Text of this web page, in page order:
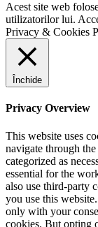
Acest site web
utilizatorilor lui.
Privacy & Cookies
Închide
Privacy Overview
This website uses
navigate through
categorized as
essential for the
also use third-party
you use this
only with your
cookies. But opting